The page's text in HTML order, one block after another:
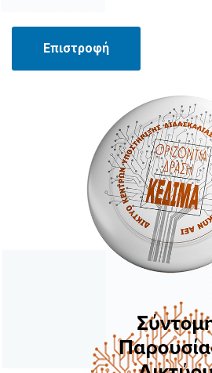
Επιστροφή